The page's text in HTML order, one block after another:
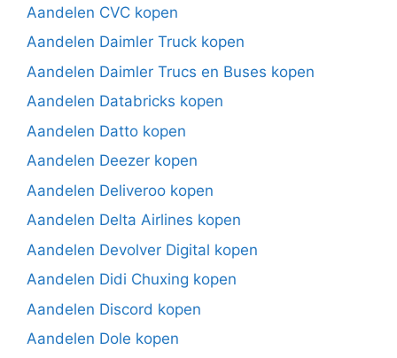
Aandelen CVC kopen
Aandelen Daimler Truck kopen
Aandelen Daimler Trucs en Buses kopen
Aandelen Databricks kopen
Aandelen Datto kopen
Aandelen Deezer kopen
Aandelen Deliveroo kopen
Aandelen Delta Airlines kopen
Aandelen Devolver Digital kopen
Aandelen Didi Chuxing kopen
Aandelen Discord kopen
Aandelen Dole kopen